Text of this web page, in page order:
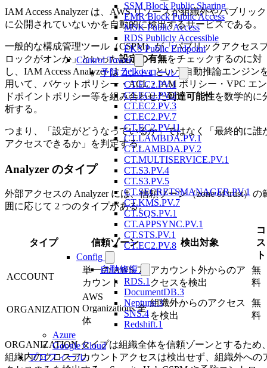
SSM Block Public Sharing
EMR Block Public Access
MSK Public Access
RDS Publicly Accessible
EKS Public Endpoint
Control Tower
予防コントロール
CT.EC2.PV.1
CT.EC2.PV.2
CT.EC2.PV.3
CT.EC2.PV.7
CT.EC2.PV.11
CT.LAMBDA.PV.1
CT.LAMBDA.PV.2
CT.MULTISERVICE.PV.1
CT.S3.PV.4
CT.S3.PV.5
CT.SECRETSMANAGER.PV.1
CT.KMS.PV.7
CT.SQS.PV.1
CT.APPSYNC.PV.1
CT.STS.PV.1
CT.EC2.PV.8
Config
自動修復
RDS.1
DocumentDB.3
Neptune.3
SNS.4
Redshift.1
Azure
Google Cloud
プロフィール
IAM Access Analyzer は、AWS リソースが組織外やパブリック
に公開されていないかを自動的に検出するサービスである。
一般的な構成管理ツール（CSPM）が「パブリックアクセス
ロックがオンか」といった設定の有無をチェックするのに対
し、IAM Access Analyzer はZelkovaという自動推論エンジン
用いて、バケットポリシー・ACL・IAM ポリシー・VPC エン
ドポイントポリシー等を組み合わせた到達可能性を数学的に
析する。
つまり、「設定がどうなっているか」ではなく「最終的に誰
アクセスできるか」を判定する。
Analyzer のタイプ
外部アクセスの Analyzer には、信頼ゾーン（zone of trust）の
囲に応じて 2 つのタイプがある。
タイプ 信頼ゾーン 検出対象
コ
ス
ト
ACCOUNT
単一の AWS ア
カウント
アカウント外からのア
クセスを検出
無
料
ORGANIZATION
AWS
Organizations 全
体
組織外からのアクセス
を検出
無
料
ORGANIZATION タイプは組織全体を信頼ゾーンとするため
組織内のクロスアカウントアクセスは検出せず、組織外への